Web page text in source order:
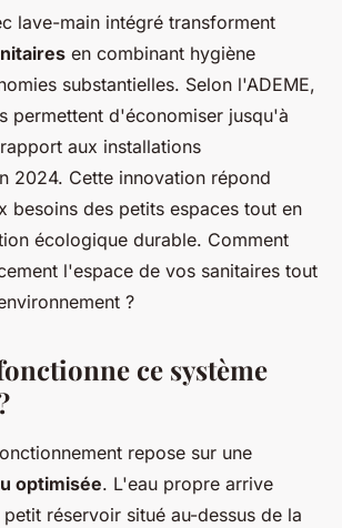
lave-main intégré transforment
en combinant hygiène
substantielles. Selon l'ADEME,
permettent d'économiser jusqu'à
aux installations
2024. Cette innovation répond
besoins des petits espaces tout en
écologique durable. Comment
l'espace de vos sanitaires tout
?
ce système
repose sur une
optimisée. L'eau propre arrive
réservoir situé au-dessus de la